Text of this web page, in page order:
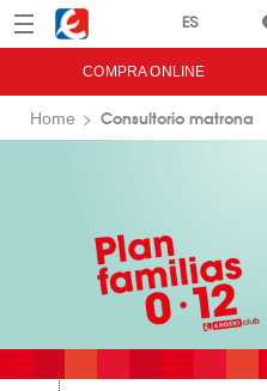
Menú Eroski
COMPRA ONLINE
Home Consultorio matrona